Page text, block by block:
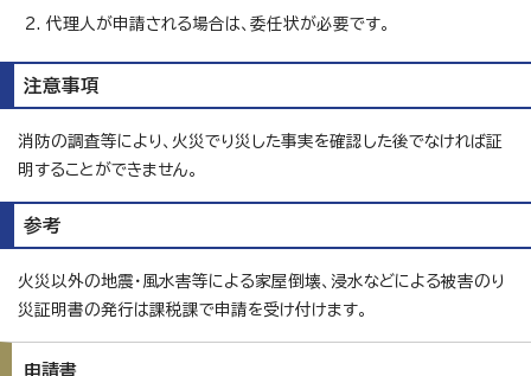
代理人が申請される場合は、委任状が必要です。
注意事項
消防の調査等により、火災でり災した事実を確認した後でなければ証
明することができません。
参考
火災以外の地震・風水害等による家屋倒壊、浸水などによる被害のり
災証明書の発行は課税課で申請を受け付けます。
申請書